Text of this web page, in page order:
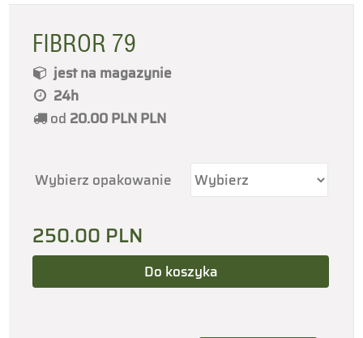
FIBROR 79
jest na magazynie
24h
od 20.00 PLNPLN
Wybierz opakowanie
250.00 PLN